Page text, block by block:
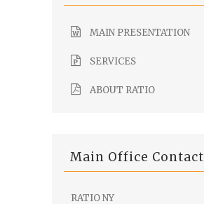
MAIN PRESENTATION
SERVICES
ABOUT RATIO
Main Office Contact
RATIO NY